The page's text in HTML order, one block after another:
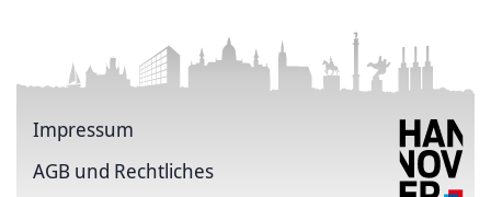
Impressum
AGB und Rechtliches